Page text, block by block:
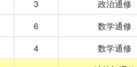
3
政治通修
6
数学通修
4
数学通修